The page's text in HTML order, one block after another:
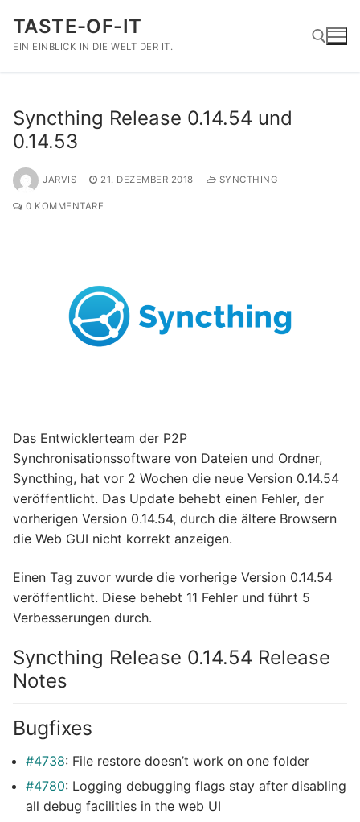
Inhalt
springen
TASTE-OF-IT
EIN EINBLICK IN DIE WELT DER IT.
Syncthing Release 0.14.54 und
0.14.53
JARVIS 21. DEZEMBER 2018 SYNCTHING
0 KOMMENTARE
Das Entwicklerteam der P2P
Synchronisationssoftware von Dateien und Ordner,
Syncthing, hat vor 2 Wochen die neue Version 0.14.54
veröffentlicht. Das Update behebt einen Fehler, der
vorherigen Version 0.14.54, durch die ältere Browsern
die Web GUI nicht korrekt anzeigen.
Einen Tag zuvor wurde die vorherige Version 0.14.54
veröffentlicht. Diese behebt 11 Fehler und führt 5
Verbesserungen durch.
Syncthing Release 0.14.54 Release
Notes
Bugfixes
#4738: File restore doesn’t work on one folder
#4780: Logging debugging flags stay after disabling
all debug facilities in the web UI